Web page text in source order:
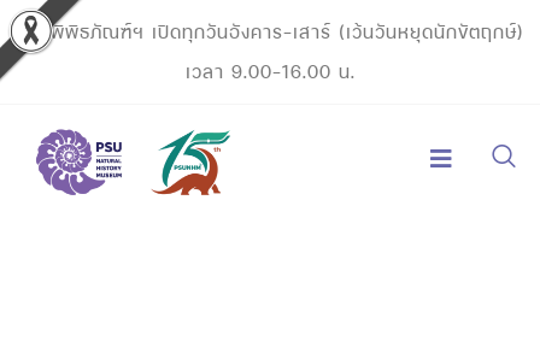
Skip
to
พิพิธภัณฑ์ฯ เปิดทุกวันอังคาร-เสาร์ (เว้นวันหยุดนักขัตฤกษ์)
เวลา 9.00-16.00 น.